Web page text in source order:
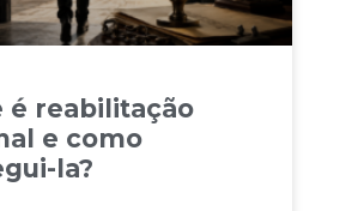
é reabilitação
e como
la?